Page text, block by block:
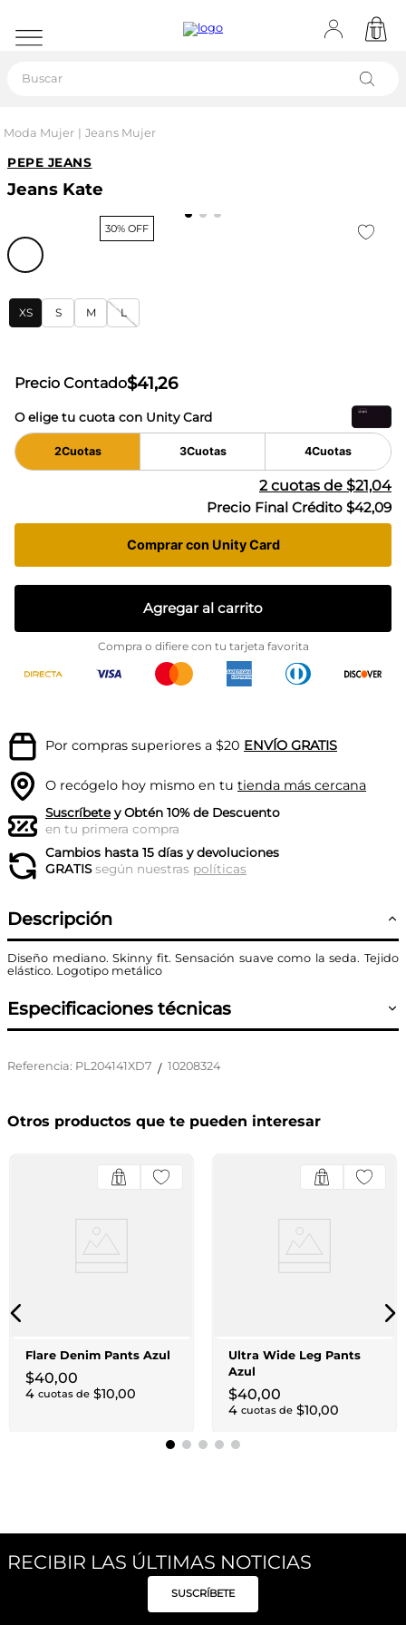
Moda Mujer Jeans Mujer
PEPE JEANS
Jeans Kate
30% OFF
XS S M L
Precio Contado$41,26
O elige tu cuota con Unity Card
2Cuotas 3Cuotas 4Cuotas
2cuotas de $21,04
Precio Final Crédito $42,09
Comprar con Unity Card
Agregar al carrito
Compra o difiere con tu tarjeta favorita
Por compras superiores a $20 ENVÍO GRATIS
O recógelo hoy mismo en tu tienda más cercana
Suscríbetey Obtén 10% de Descuento
en tu primera compra
Cambios hasta 15 días y devoluciones
GRATISsegún nuestras políticas
Descripción
Diseño mediano. Skinny fit. Sensación suave como la seda. Tejido
elástico. Logotipo metálico
Especificaciones técnicas
Referencia: PL204141XD7 / 10208324
Otros productos que te pueden interesar
Flare Denim Pants Azul
$40,00
4 cuotas de $10,00
Ultra Wide Leg Pants
Azul
$40,00
4 cuotas de $10,00
RECIBIR LAS ÚLTIMAS NOTICIAS
SUSCRÍBETE